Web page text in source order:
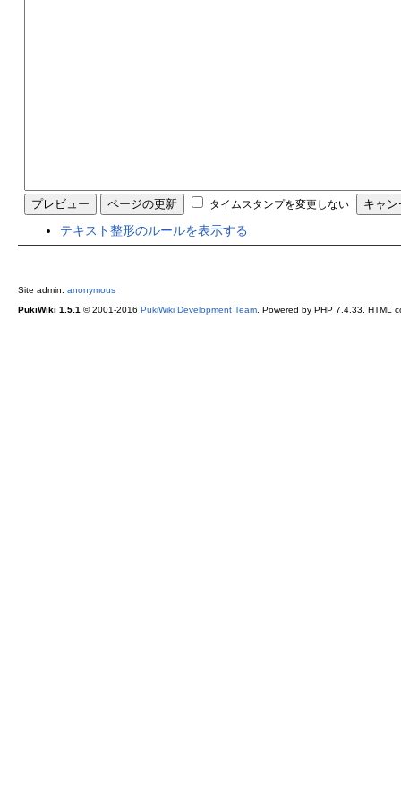
タイムスタンプを変更しない
テキスト整形のルールを表示する
Site admin: anonymous
PukiWiki 1.5.1 © 2001-2016 PukiWiki Development Team. Powered by PHP 7.4.33. HTML